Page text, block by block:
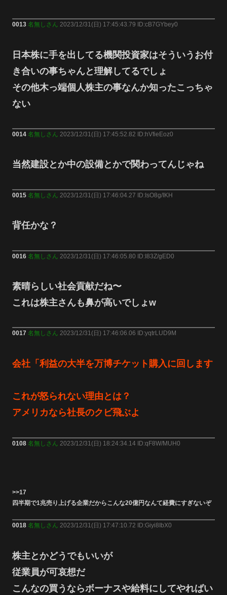
0013 名無しさん 2023/12/31(日) 17:45:43.79 ID:cB7GYbey0
日本株に手を出してる機関投資家はそういうお付
き合いの事ちゃんと理解してるでしょ
その他木っ端個人株主の事なんか知ったこっちゃ
ない
0014 名無しさん 2023/12/31(日) 17:45:52.82 ID:hVfieEoz0
当然建設とか中の設備とかで関わってんじゃね
0015 名無しさん 2023/12/31(日) 17:46:04.27 ID:IsO8g/IKH
背任かな？
0016 名無しさん 2023/12/31(日) 17:46:05.80 ID:I83Z/gED0
素晴らしい社会貢献だね〜
これは株主さんも鼻が高いでしょw
0017 名無しさん 2023/12/31(日) 17:46:06.06 ID:yqtrLUD9M
会社「利益の大半を万博チケット購入に回します
これが怒られない理由とは？
アメリカなら社長のクビ飛ぶよ
0108 名無しさん 2023/12/31(日) 18:24:34.14 ID:qF8W/MUH0
>>17
四半期で1兆売り上げる企業だからこんな20億円なんて経費にすぎないぞ
0018 名無しさん 2023/12/31(日) 17:47:10.72 ID:Giyi8IbX0
株主とかどうでもいいが
従業員が可哀想だ
こんなの買うならボーナスや給料にしてやればい